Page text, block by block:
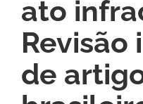
ato
de